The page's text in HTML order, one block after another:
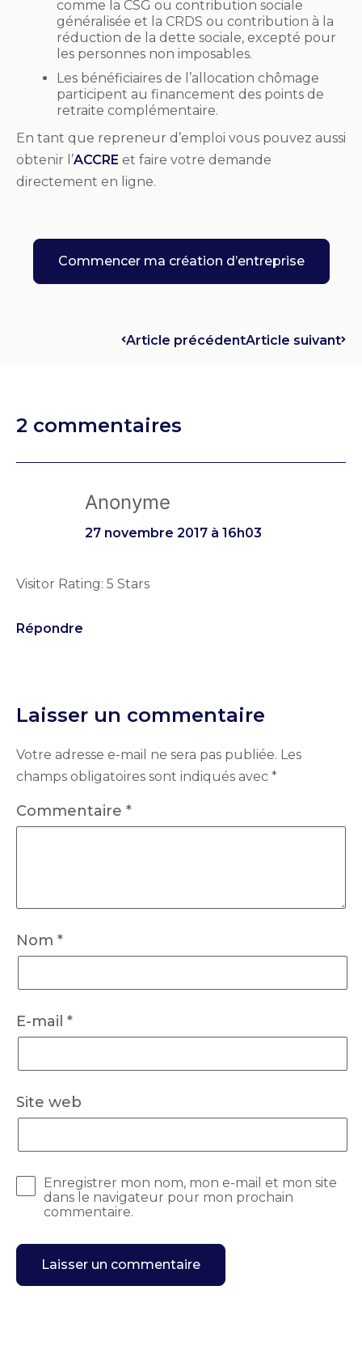
comme la CSG ou contribution sociale
généralisée et la CRDS ou contribution à la
réduction de la dette sociale, excepté pour
les personnes non imposables.
Les bénéficiaires de l’allocation chômage
participent au financement des points de
retraite complémentaire.
En tant que repreneur d’emploi vous pouvez aussi
obtenir l’ACCRE et faire votre demande
directement en ligne.
Commencer ma création d’entreprise
Article précédentArticle suivant
2 commentaires
Anonyme
27 novembre 2017 à 16h03
Visitor Rating: 5 Stars
Répondre
Laisser un commentaire
Votre adresse e-mail ne sera pas publiée. Les
champs obligatoires sont indiqués avec *
Commentaire *
Nom *
E-mail *
Site web
Enregistrer mon nom, mon e-mail et mon site
dans le navigateur pour mon prochain
commentaire.